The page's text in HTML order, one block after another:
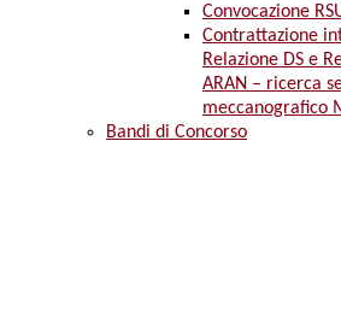
Convocazione
Contrattazione
Relazione DS e
ARAN – ricerca
meccanografico
Bandi di Concorso